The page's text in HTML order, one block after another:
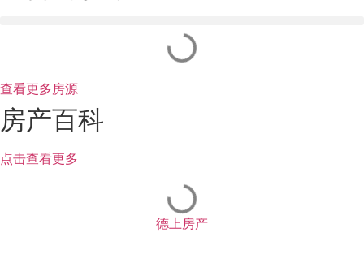
查看更多房源
房产百科
点击查看更多
德上房产